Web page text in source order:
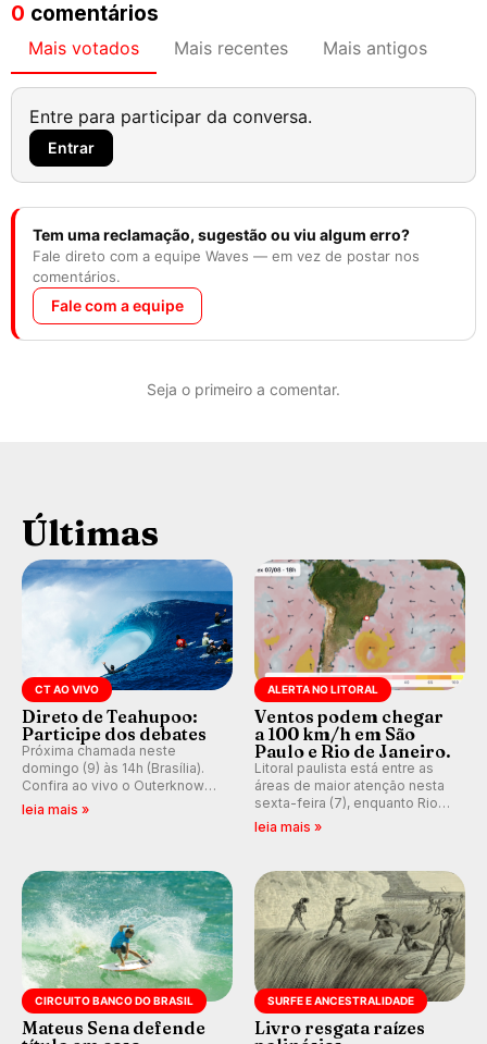
0 comentários
Mais votados Mais recentes Mais antigos
Entre para participar da conversa.
Entrar
Tem uma reclamação, sugestão ou viu algum erro?
Fale direto com a equipe Waves — em vez de postar nos
comentários.
Fale com a equipe
Seja o primeiro a comentar.
Últimas
CT AO VIVO
Direto de Teahupoo:
Participe dos debates
Próxima chamada neste
domingo (9) às 14h (Brasília).
Confira ao vivo o Outerknown
Tahiti Pro 2026 e participe dos
leia mais »
ALERTA NO LITORAL
Ventos podem chegar
a 100 km/h em São
Paulo e Rio de Janeiro.
Litoral paulista está entre as
áreas de maior atenção nesta
sexta-feira (7), enquanto Rio
de Janeiro também recebe
km/h em Itanhaém.
leia mais »
CIRCUITO BANCO DO BRASIL
Mateus Sena defende
SURFE E ANCESTRALIDADE
Livro resgata raízes